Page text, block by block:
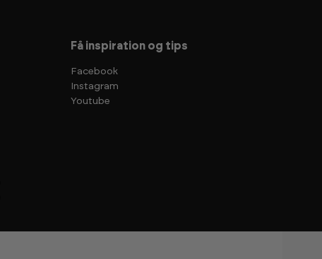
Få inspiration og tips
Facebook
Instagram
Youtube